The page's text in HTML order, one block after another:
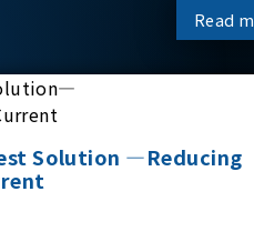
Read
Solution —Reducing